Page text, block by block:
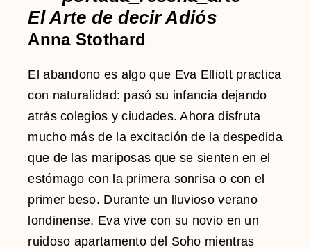
El Arte de decir Adiós
Anna Stothard
El abandono es algo que Eva Elliott practica
con naturalidad: pasó su infancia dejando
atrás colegios y ciudades. Ahora disfruta
mucho más de la excitación de la despedida
que de las mariposas que se sienten en el
estómago con la primera sonrisa o con el
primer beso. Durante un lluvioso verano
londinense, Eva vive con su novio en un
ruidoso apartamento del Soho mientras